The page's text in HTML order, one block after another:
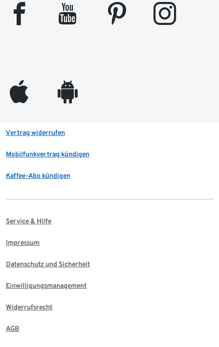
facebook youtube pinterest instagram
appleinc android
Vertrag widerrufen
Mobilfunkvertrag kündigen
Kaffee-Abo kündigen
Service & Hilfe
Impressum
Datenschutz und Sicherheit
Einwilligungsmanagement
Widerrufsrecht
AGB